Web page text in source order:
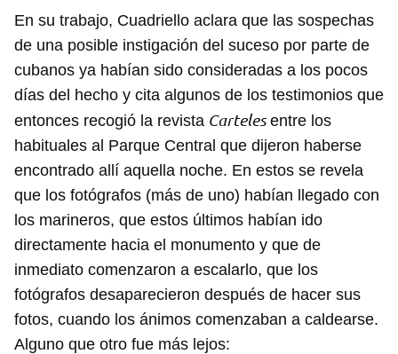
En su trabajo, Cuadriello aclara que las sospechas
de una posible instigación del suceso por parte de
cubanos ya habían sido consideradas a los pocos
días del hecho y cita algunos de los testimonios que
entonces recogió la revista Cartelesentre los
habituales al Parque Central que dijeron haberse
encontrado allí aquella noche. En estos se revela
que los fotógrafos (más de uno) habían llegado con
los marineros, que estos últimos habían ido
directamente hacia el monumento y que de
inmediato comenzaron a escalarlo, que los
fotógrafos desaparecieron después de hacer sus
fotos, cuando los ánimos comenzaban a caldearse.
Alguno que otro fue más lejos: